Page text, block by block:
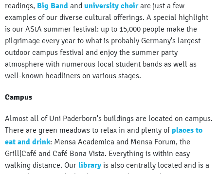
readings, Big Band and university choirare just a few
examples of our diverse cultural offerings. A special highlight
is our AStA summer festival: up to 15,000 people make the
pilgrimage every year to what is probably Germany's largest
outdoor campus festival and enjoy the summer party
atmosphere with numerous local student bands as well as
well-known headliners on various stages.
Campus
Almost all of Uni Paderborn's buildings are located on campus.
There are green meadows to relax in and plenty of places to
eat and drink: Mensa Academica and Mensa Forum, the
Grill|Café and Café Bona Vista. Everything is within easy
walking distance. Our library is also centrally located and is a